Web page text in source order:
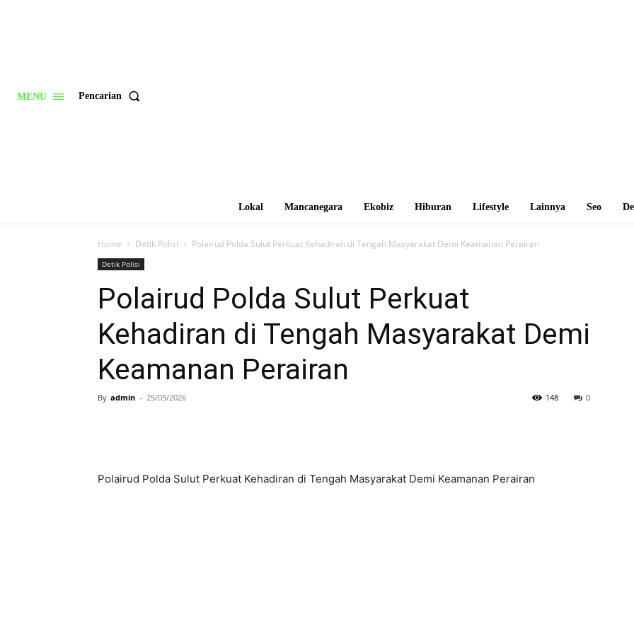
MENU Pencarian
Lokal Mancanegara Ekobiz Hiburan Lifestyle Lainnya Seo
Home Detik Polisi Polairud Polda Sulut Perkuat Kehadiran di Tengah Masyarakat Demi Keamanan Perairan
Detik Polisi
Polairud Polda Sulut Perkuat
Kehadiran di Tengah Masyarakat Demi
Keamanan Perairan
By admin - 25/05/2026 0
148
Polairud Polda Sulut Perkuat Kehadiran di Tengah Masyarakat Demi Keamanan Perairan